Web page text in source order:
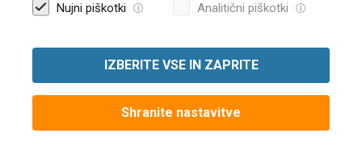
Vse slike so simbolične. Vse cene v spletni trgovini Extra Lux so
prikazane brez DDV-ja.
© 2007 -2026 Extra Lux d.o.o. Vse pravice pridržane |
Politika uporabe
Nujni piškotki Analitični piškotki
IZBERITE VSE IN ZAPRITE
Shranite nastavitve